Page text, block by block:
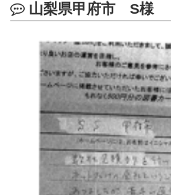
山梨県甲府市 S様